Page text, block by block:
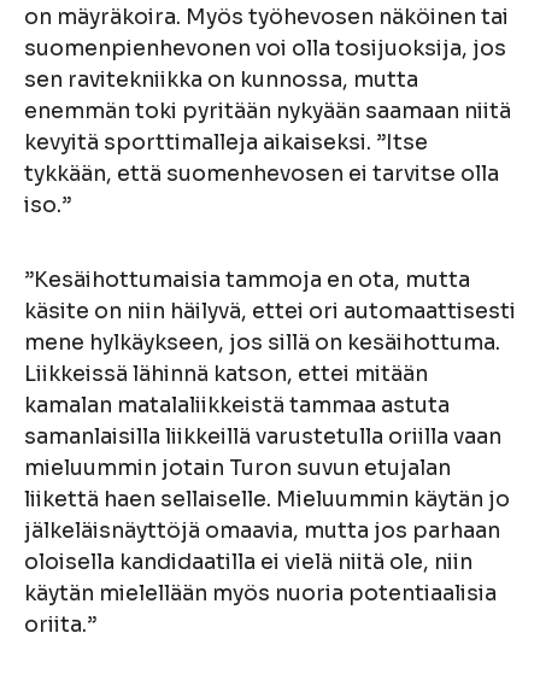
on mäyräkoira. Myös työhevosen näköinen tai
suomenpienhevonen voi olla tosijuoksija, jos
sen ravitekniikka on kunnossa, mutta
enemmän toki pyritään nykyään saamaan niitä
kevyitä sporttimalleja aikaiseksi. ”Itse
tykkään, että suomenhevosen ei tarvitse olla
iso.”
”Kesäihottumaisia tammoja en ota, mutta
käsite on niin häilyvä, ettei ori automaattisesti
mene hylkäykseen, jos sillä on kesäihottuma.
Liikkeissä lähinnä katson, ettei mitään
kamalan matalaliikkeistä tammaa astuta
samanlaisilla liikkeillä varustetulla oriilla vaan
mieluummin jotain Turon suvun etujalan
liikettä haen sellaiselle. Mieluummin käytän jo
jälkeläisnäyttöjä omaavia, mutta jos parhaan
oloisella kandidaatilla ei vielä niitä ole, niin
käytän mielellään myös nuoria potentiaalisia
oriita.”